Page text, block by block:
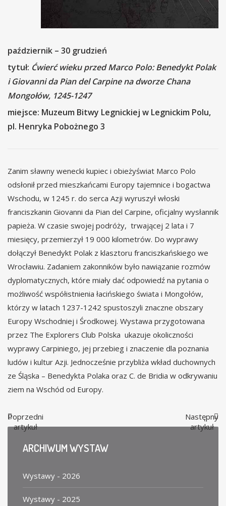
październik – 30 grudzień
tytuł: Ćwierć wieku przed Marco Polo: Benedykt Polak
i Giovanni da Pian del Carpine na dworze Chana
Mongołów, 1245-1247
miejsce: Muzeum Bitwy Legnickiej w Legnickim Polu,
pl. Henryka Pobożnego 3
Zanim sławny wenecki kupiec i obieżyświat Marco Polo
odsłonił przed mieszkańcami Europy tajemnice i bogactwa
Wschodu, w 1245 r. do serca Azji wyruszył włoski
franciszkanin Giovanni da Pian del Carpine, oficjalny wysłannik
papieża. W czasie swojej podróży, trwającej 2 lata i 7
miesięcy, przemierzył 19 000 kilometrów. Do wyprawy
dołączył Benedykt Polak z klasztoru franciszkańskiego we
Wrocławiu. Zadaniem zakonników było nawiązanie rozmów
dyplomatycznych, które miały dać odpowiedź na pytania o
możliwość współistnienia łacińskiego świata i Mongołów,
którzy w latach 1237-1242 spustoszyli znaczne obszary
Europy Wschodniej i Środkowej. Wystawa przygotowana
przez The Explorers Club Polska ukazuje okoliczności
wyprawy Carpiniego, jej przebieg i znaczenie dla poznania
ludów i kultur Azji. Jednocześnie przybliża wkład duchownych
ze Śląska – Benedykta Polaka oraz C. de Bridia w odkrywaniu
ziem na Wschód od Europy.
Poprzedni
artykuł
Następny
artykuł
ARCHIWUMWYSTAW
Wystawy - 2026
Wystawy - 2025